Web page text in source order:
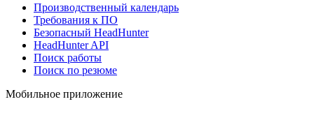
Производственный календарь
Требования к ПО
Безопасный HeadHunter
HeadHunter API
Поиск работы
Поиск по резюме
Мобильное приложение